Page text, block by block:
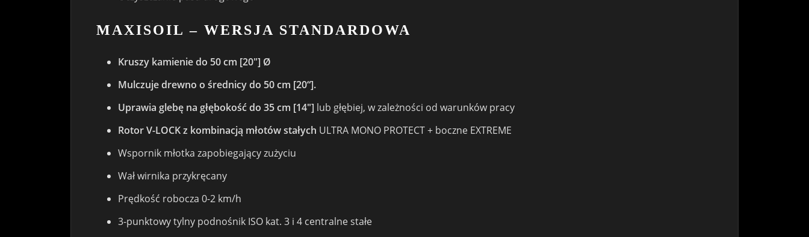
MAXISOIL – WERSJA STANDARDOWA
Kruszy kamienie do 50 cm [20″] Ø
Mulczuje drewno o średnicy do 50 cm [20“].
Uprawia glebę na głębokość do 35 cm [14″] lub głębiej, w zależności od warunków pracy
Rotor V-LOCK z kombinacją młotów stałych ULTRA MONO PROTECT + boczne EXTREME
Wspornik młotka zapobiegający zużyciu
Wał wirnika przykręcany
Prędkość robocza 0-2 km/h
3-punktowy tylny podnośnik ISO kat. 3 i 4 centralne stałe